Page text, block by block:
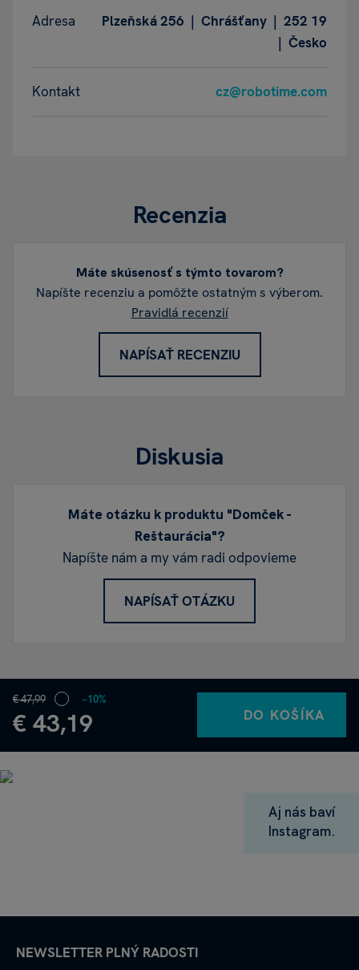
Adresa
Plzeňská 256 | Chrášťany | 252 19
| Česko
Kontakt cz@robotime.com
Recenzia
Máte skúsenosť s týmto tovarom?
Napíšte recenziu a pomôžte ostatným s výberom.
Pravidlá recenzií
NAPÍSAŤ RECENZIU
Diskusia
Máte otázku k produktu "Domček -
Reštaurácia"?
Napíšte nám a my vám radi odpovieme
NAPÍSAŤ OTÁZKU
€ 47,99
€ 43,19
−10%
DO KOŠÍKA
Aj nás baví
Instagram.
NEWSLETTER PLNÝ RADOSTI